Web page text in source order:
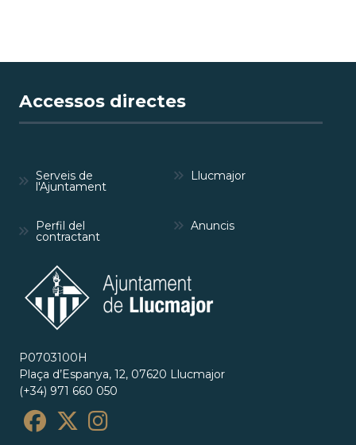
Accessos directes
Serveis de
l'Ajuntament
Llucmajor
Perfil del
contractant
Anuncis
P0703100H
Plaça d’Espanya, 12, 07620 Llucmajor
(+34) 971 660 050